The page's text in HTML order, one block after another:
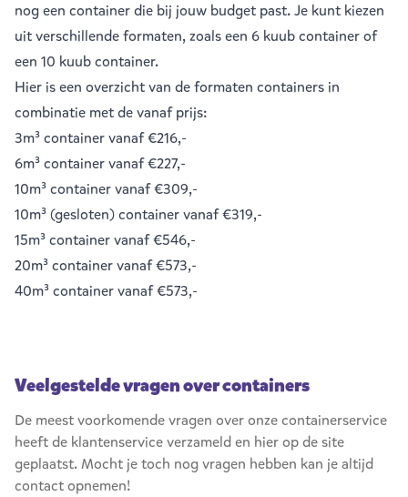
nog een container die bij jouw budget past. Je kunt kiezen
uit verschillende formaten, zoals een 6 kuub containerof
een 10 kuub container.
Hier is een overzicht van de formaten containers in
combinatie met de vanaf prijs:
3m³ containervanaf €216,-
6m³ containervanaf €227,-
10m³ containervanaf €309,-
10m³ (gesloten) containervanaf €319,-
15m³ containervanaf €546,-
20m³ containervanaf €573,-
40m³ containervanaf €573,-
Veelgestelde vragen over containers
De meest voorkomende vragen over onze containerservice
heeft de klantenservice verzameld en hier op de site
geplaatst. Mocht je toch nog vragen hebben kan je altijd
contact opnemen!